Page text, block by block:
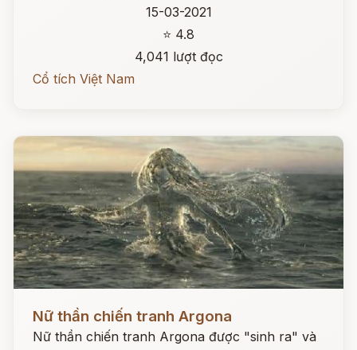
15-03-2021
⭐ 4.8
4,041 lượt đọc
Cổ tích Việt Nam
Nữ thần chiến tranh Argona
Nữ thần chiến tranh Argona được "sinh ra" và